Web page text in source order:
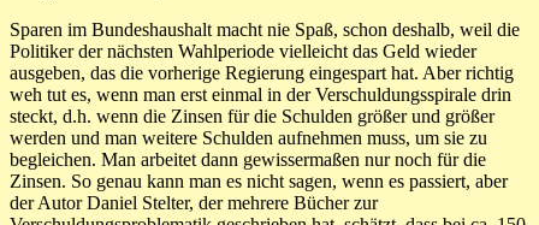
Sparen im Bundeshaushalt macht nie Spaß, schon deshalb, weil die
Politiker der nächsten Wahlperiode vielleicht das Geld wieder
ausgeben, das die vorherige Regierung eingespart hat. Aber richtig
weh tut es, wenn man erst einmal in der Verschuldungsspirale drin
steckt, d.h. wenn die Zinsen für die Schulden größer und größer
werden und man weitere Schulden aufnehmen muss, um sie zu
begleichen. Man arbeitet dann gewissermaßen nur noch für die
Zinsen. So genau kann man es nicht sagen, wenn es passiert, aber
der Autor Daniel Stelter, der mehrere Bücher zur